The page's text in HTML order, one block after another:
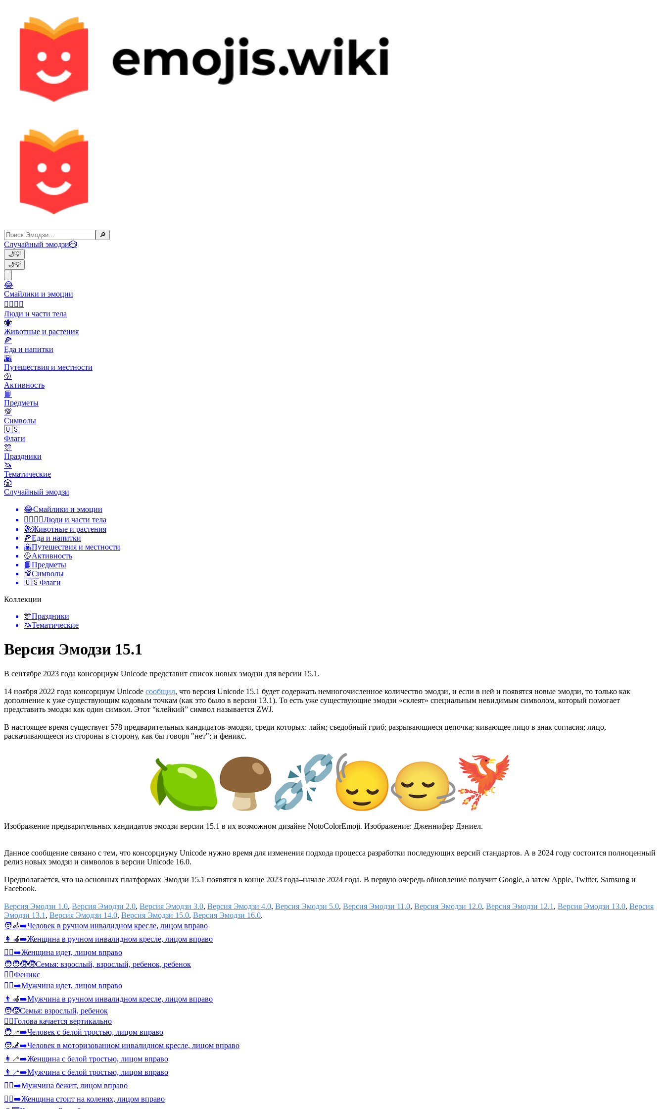
🔎
Случайный эмодзи🎲
🌙💡
🌙💡
😂
Смайлики и эмоции
👩‍❤️‍💋‍👨
Люди и части тела
🐝
Животные и растения
🍕
Еда и напитки
🌇
Путешествия и местности
🥎
Активность
📙
Предметы
💯
Символы
🇺🇸
Флаги
🎊
Праздники
🦄
Тематические
🎲
Случайный эмодзи
😂Смайлики и эмоции
👩‍❤️‍💋‍👨Люди и части тела
🐝Животные и растения
🍕Еда и напитки
🌇Путешествия и местности
🥎Активность
📙Предметы
💯Символы
🇺🇸Флаги
Коллекции
🎊Праздники
🦄Тематические
Версия Эмодзи 15.1
В сентябре 2023 года консорциум Unicode представит список новых эмодзи для версии 15.1.
14 ноября 2022 года консорциум Unicode сообщил, что версия Unicode 15.1 будет содержать немногочисленное количество эмодзи, и если в ней и появятся новые эмодзи, то только как
дополнение к уже существующим кодовым точкам (как это было в версии 13.1). То есть уже существующие эмодзи «склеят» специальным невидимым символом, который помогает
представить эмодзи как один символ. Этот “клейкий” символ называется ZWJ.
В настоящее время существует 578 предварительных кандидатов-эмодзи, среди которых: лайм; съедобный гриб; разрывающиеся цепочка; кивающее лицо в знак согласия; лицо,
раскачивающееся из стороны в сторону, как бы говоря "нет"; и феникс.
Изображение предварительных кандидатов эмодзи версии 15.1 в их возможном дизайне NotoColorEmoji. Изображение: Дженнифер Дэниел.
Данное сообщение связано с тем, что консорциуму Unicode нужно время для изменения подхода процесса разработки последующих версий стандартов. А в 2024 году состоится полноценный
релиз новых эмодзи и символов в версии Unicode 16.0.
Предполагается, что на основных платформах Эмодзи 15.1 появятся в конце 2023 года–начале 2024 года. В первую очередь обновление получит Google, а затем Apple, Twitter, Samsung и
Facebook.
Версия Эмодзи 1.0, Версия Эмодзи 2.0, Версия Эмодзи 3.0, Версия Эмодзи 4.0, Версия Эмодзи 5.0, Версия Эмодзи 11.0, Версия Эмодзи 12.0, Версия Эмодзи 12.1 , Версия Эмодзи 13.0, Версия
Эмодзи 13.1 , Версия Эмодзи 14.0, Версия Эмодзи 15.0, Версия Эмодзи 16.0.
🧑‍🦽‍➡️Человек в ручном инвалидном кресле, лицом вправо
👩‍🦽‍➡️Женщина в ручном инвалидном кресле, лицом вправо
🚶‍♀️‍➡️Женщина идет, лицом вправо
🧑‍🧑‍🧒‍🧒Семья: взрослый, взрослый, ребенок, ребенок
🐦‍🔥Феникс
🚶‍♂️‍➡️Мужчина идет, лицом вправо
👨‍🦽‍➡️Мужчина в ручном инвалидном кресле, лицом вправо
🧑‍🧒Семья: взрослый, ребенок
🙂‍↕️Голова качается вертикально
🧑‍🦯‍➡️Человек с белой тростью, лицом вправо
🧑‍🦼‍➡️Человек в моторизованном инвалидном кресле, лицом вправо
👩‍🦯‍➡️Женщина с белой тростью, лицом вправо
👨‍🦯‍➡️Мужчина с белой тростью, лицом вправо
🏃‍♂️‍➡️Мужчина бежит, лицом вправо
🧎‍♀️‍➡️Женщина стоит на коленях, лицом вправо